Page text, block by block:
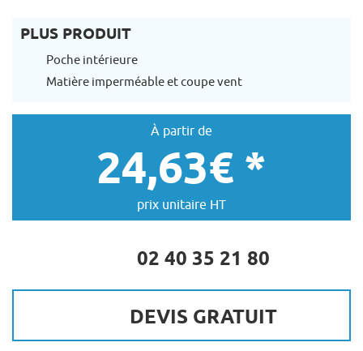
PLUS PRODUIT
Poche intérieure
Matière imperméable et coupe vent
À partir de
24,63€ *
prix unitaire HT
02 40 35 21 80
DEVIS GRATUIT